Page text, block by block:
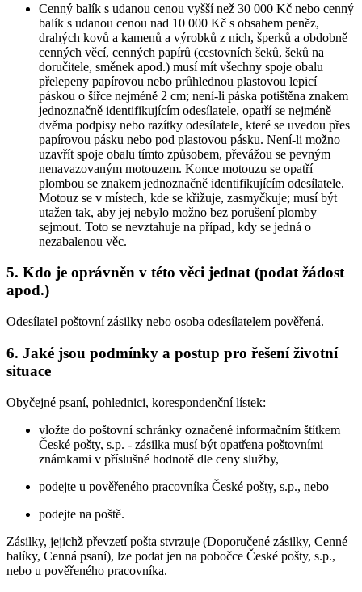
Cenný balík s udanou cenou vyšší než 30 000 Kč nebo cenný
balík s udanou cenou nad 10 000 Kč s obsahem peněz,
drahých kovů a kamenů a výrobků z nich, šperků a obdobně
cenných věcí, cenných papírů (cestovních šeků, šeků na
doručitele, směnek apod.) musí mít všechny spoje obalu
přelepeny papírovou nebo průhlednou plastovou lepicí
páskou o šířce nejméně 2 cm; není-li páska potištěna znakem
jednoznačně identifikujícím odesílatele, opatří se nejméně
dvěma podpisy nebo razítky odesílatele, které se uvedou přes
papírovou pásku nebo pod plastovou pásku. Není-li možno
uzavřít spoje obalu tímto způsobem, převážou se pevným
nenavazovaným motouzem. Konce motouzu se opatří
plombou se znakem jednoznačně identifikujícím odesílatele.
Motouz se v místech, kde se křižuje, zasmyčkuje; musí být
utažen tak, aby jej nebylo možno bez porušení plomby
sejmout. Toto se nevztahuje na případ, kdy se jedná o
nezabalenou věc.
5. Kdo je oprávněn v této věci jednat (podat žádost
apod.)
Odesílatel poštovní zásilky nebo osoba odesílatelem pověřená.
6. Jaké jsou podmínky a postup pro řešení životní
situace
Obyčejné psaní, pohlednici, korespondenční lístek:
vložte do poštovní schránky označené informačním štítkem
České pošty, s.p. - zásilka musí být opatřena poštovními
známkami v příslušné hodnotě dle ceny služby,
podejte u pověřeného pracovníka České pošty, s.p., nebo
podejte na poště.
Zásilky, jejichž převzetí pošta stvrzuje (Doporučené zásilky, Cenné
balíky, Cenná psaní), lze podat jen na pobočce České pošty, s.p.,
nebo u pověřeného pracovníka.